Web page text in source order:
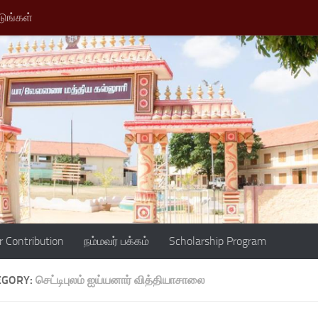
Contribution நம்மவர் பக்கம் Scholarship Program
செட்டிபுலம் ஐய்யனார் வித்தியாசாலை